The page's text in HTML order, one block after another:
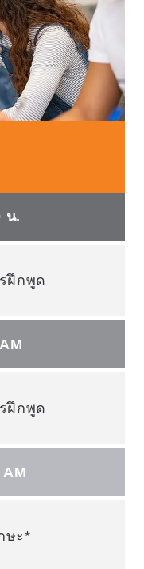
น.
ฝึกพูด
ฝึกพูด
ษะ*